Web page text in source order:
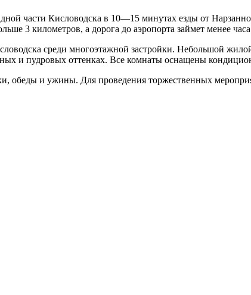
части Кисловодска в 10—15 минутах езды от
3 километров, а дорога до аэропорта займет менее
среди многоэтажной застройки. Небольшой
и пудровых оттенках. Все комнаты оснащены
обеды и ужины. Для проведения торжественных